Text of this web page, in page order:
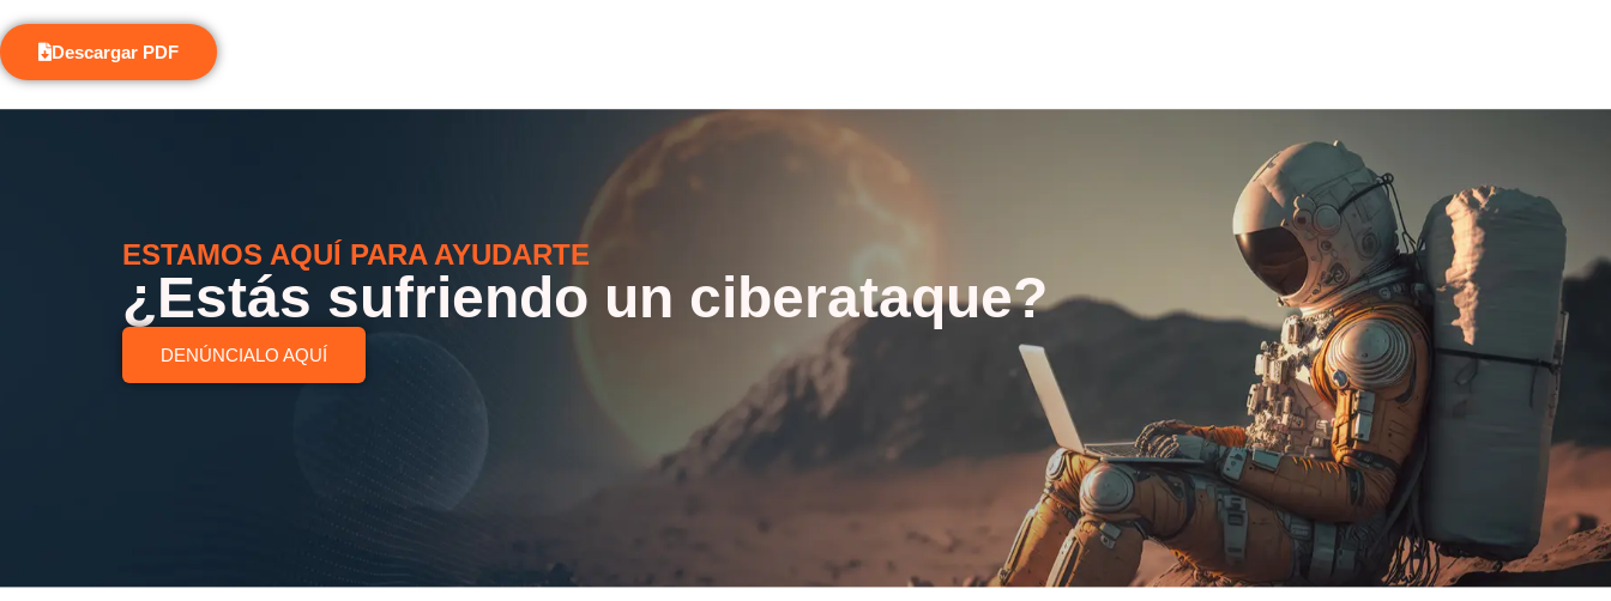
Descargar PDF
ESTAMOS AQUÍ PARA AYUDARTE
¿Estás sufriendo un ciberataque?
DENÚNCIALO AQUÍ